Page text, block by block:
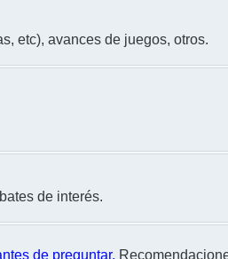
etc), avances de juegos, otros.
de interés.
de preguntar.